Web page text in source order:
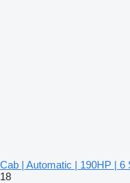
Cab | Automatic | 190HP |
18